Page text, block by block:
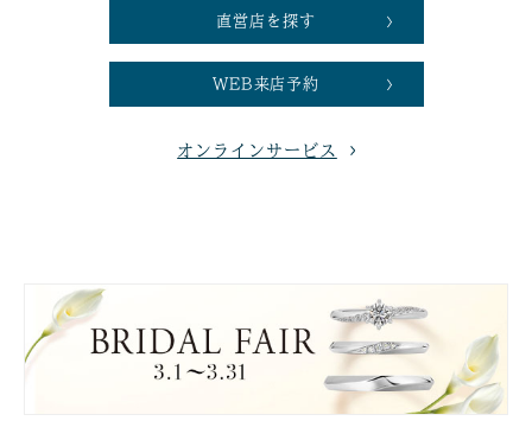
直営店を探す
WEB来店予約
オンラインサービス